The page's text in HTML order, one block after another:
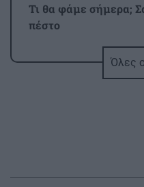
Τι θα φάμε σήμερα;
πέστο
προσγείωση
Όλες